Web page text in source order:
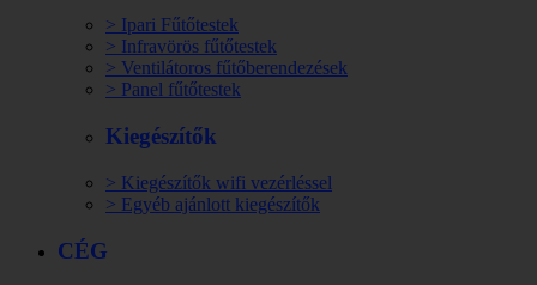
> Ipari Fűtőtestek
> Infravörös fűtőtestek
> Ventilátoros fűtőberendezések
> Panel fűtőtestek
Kiegészítők
> Kiegészítők wifi vezérléssel
> Egyéb ajánlott kiegészítők
CÉG